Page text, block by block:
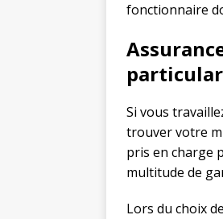
fonctionnaire
Si vous
trouver votre
pris en charge
multitude de
Lors du choix